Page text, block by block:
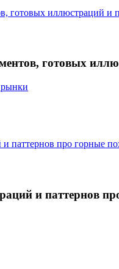
готовых
рынки
и паттернов